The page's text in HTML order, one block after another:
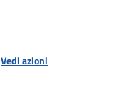
Vedi azioni